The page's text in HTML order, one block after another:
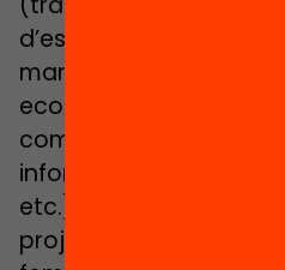
d’especialistes,
manuals, etc.). Per
econòmic, també
comunitat que hem
informada, agrair la
etc.) i que ens
projecte.